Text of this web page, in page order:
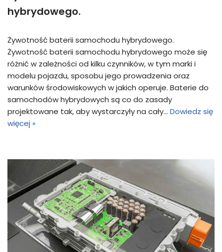
hybrydowego.
Żywotność baterii samochodu hybrydowego.
Żywotność baterii samochodu hybrydowego może się
różnić w zależności od kilku czynników, w tym marki i
modelu pojazdu, sposobu jego prowadzenia oraz
warunków środowiskowych w jakich operuje. Baterie do
samochodów hybrydowych są co do zasady
projektowane tak, aby wystarczyły na cały… Dowiedz się
więcej »